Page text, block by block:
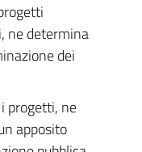
ne determina
dei
progetti, ne
apposito